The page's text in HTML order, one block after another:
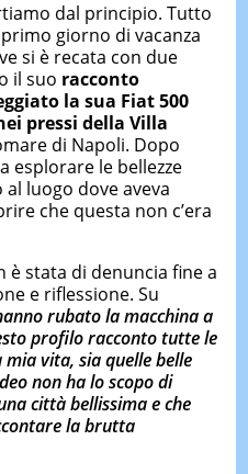
dal principio. Tutto
giorno di vacanza
si è recata con due
il suo racconto
la sua Fiat 500
pressi della Villa
di Napoli. Dopo
esplorare le bellezze
luogo dove aveva
che questa non c’era
è stata di denuncia fine a
e riflessione. Su
rubato la macchina a
profilo racconto tutte le
mia vita, sia quelle belle
non ha lo scopo di
città bellissima e che
la brutta